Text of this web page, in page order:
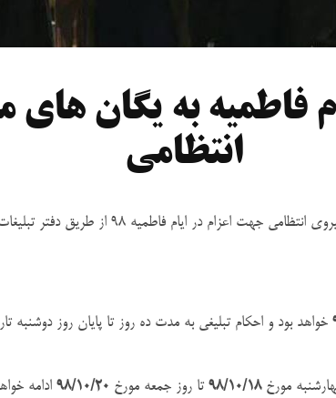
فاطمیه به یگان
انتظامی
دفتر نمایندگی سازمان عقیدتی سیاسی نیروی
خواهد بود و احکام تبلیغی به مدت ده روز تا پایان روز دوشنبه
مورخ۹۸/۱۰/۱۸تا روز جمعه مورخ ۹۸/۱۰/۲۰ادامه